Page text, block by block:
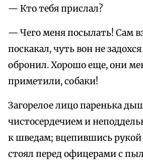
— Кто тебя прислал?
— Чего меня посылать! Сам
поскакал, чуть вон не
обронил. Хорошо еще, они
приметили, собаки!
Загорелое лицо паренька
чистосердечием и
к шведам; вцепившись рукой
стоял перед офицерами с